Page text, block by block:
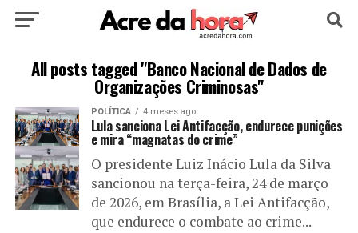
HOME POLÍTICA CULTURA ESPORTE
EDUCAÇÃO NOTÍCIA
All posts tagged "Banco Nacional de Dados de
Organizações Criminosas"
POLÍTICA 4 meses ago
Lula sanciona Lei Antifacção, endurece punições
e mira “magnatas do crime”
O presidente Luiz Inácio Lula da Silva
sancionou na terça-feira, 24 de março
de 2026, em Brasília, a Lei Antifacção,
que endurece o combate ao crime...